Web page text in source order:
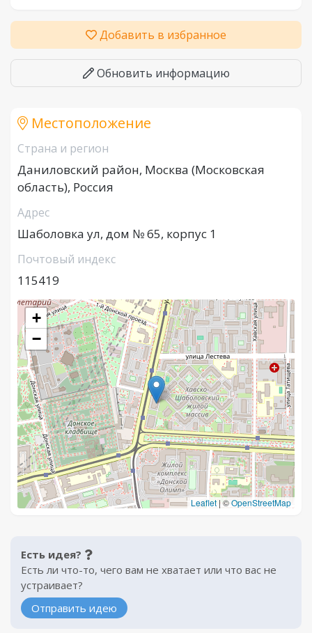
Добавить в избранное
Обновить информацию
Местоположение
Страна и регион
Даниловский район, Москва (Московская
область), Россия
Адрес
Шаболовка ул, дом № 65, корпус 1
Почтовый индекс
115419
+
−
Leaflet|©OpenStreetMap
Есть идея?
Есть ли что-то, чего вам не хватает или что вас не
устраивает?
Отправить идею